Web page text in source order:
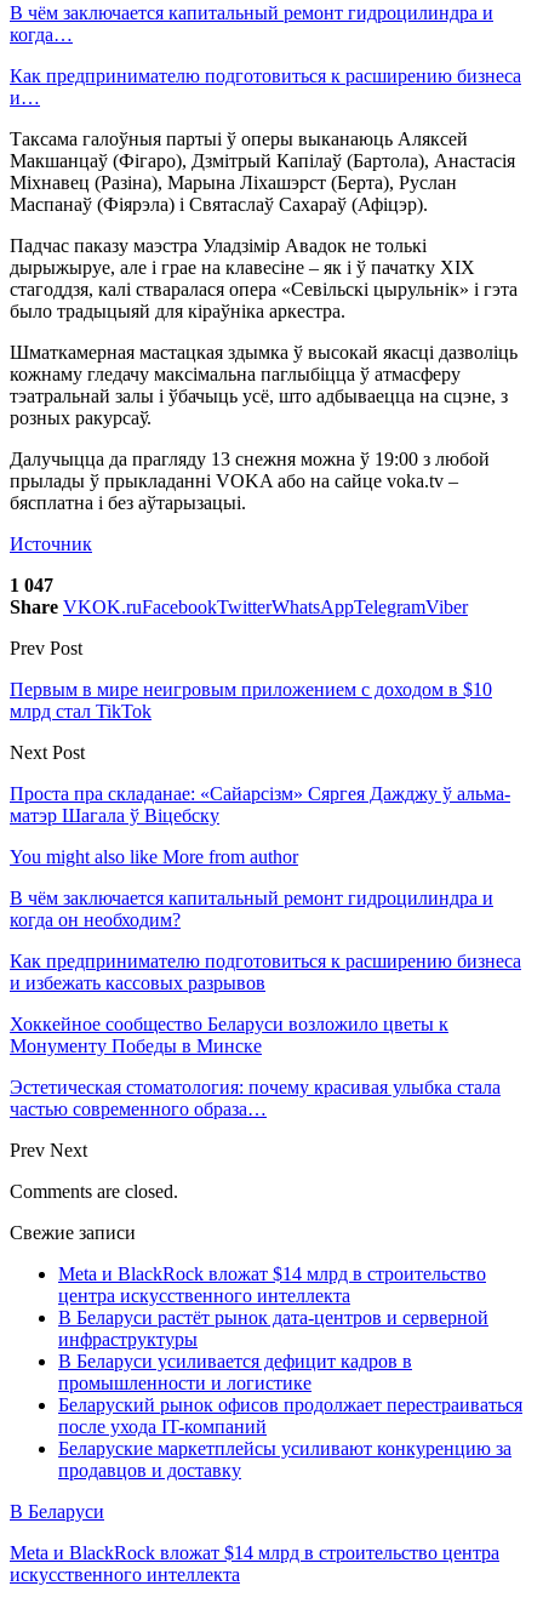
В чём заключается капитальный ремонт гидроцилиндра и
когда…
Как предпринимателю подготовиться к расширению бизнеса
и…
Таксама галоўныя партыі ў оперы выканаюць Аляксей
Макшанцаў (Фігаро), Дзмітрый Капілаў (Бартола), Анастасія
Міхнавец (Разіна), Марына Ліхашэрст (Берта), Руслан
Маспанаў (Фіярэла) і Святаслаў Сахараў (Афіцэр).
Падчас паказу маэстра Уладзімір Авадок не толькі
дырыжыруе, але і грае на клавесіне – як і ў пачатку XIX
стагоддзя, калі стваралася опера «Севільскі цырульнік» і гэта
было традыцыяй для кіраўніка аркестра.
Шматкамерная мастацкая здымка ў высокай якасці дазволіць
кожнаму гледачу максімальна паглыбіцца ў атмасферу
тэатральнай залы і ўбачыць усё, што адбываецца на сцэне, з
розных ракурсаў.
Далучыцца да прагляду 13 снежня можна ў 19:00 з любой
прылады ў прыкладанні VOKA або на сайце voka.tv –
бясплатна і без аўтарызацыі.
Источник
1 047
Share VKOK.ruFacebookTwitterWhatsAppTelegramViber
Prev Post
Первым в мире неигровым приложением с доходом в $10
млрд стал TikTok
Next Post
Проста пра складанае: «Сайарсізм» Сяргея Дажджу ў альма-
матэр Шагала ў Віцебску
You might also like More from author
В чём заключается капитальный ремонт гидроцилиндра и
когда он необходим?
Как предпринимателю подготовиться к расширению бизнеса
и избежать кассовых разрывов
Хоккейное сообщество Беларуси возложило цветы к
Монументу Победы в Минске
Эстетическая стоматология: почему красивая улыбка стала
частью современного образа…
Prev Next
Comments are closed.
Свежие записи
Meta и BlackRock вложат $14 млрд в строительство
центра искусственного интеллекта
В Беларуси растёт рынок дата-центров и серверной
инфраструктуры
В Беларуси усиливается дефицит кадров в
промышленности и логистике
Беларуский рынок офисов продолжает перестраиваться
после ухода IT-компаний
Беларуские маркетплейсы усиливают конкуренцию за
продавцов и доставку
В Беларуси
Meta и BlackRock вложат $14 млрд в строительство центра
искусственного интеллекта